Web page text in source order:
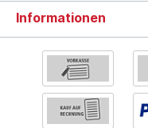
Informationen